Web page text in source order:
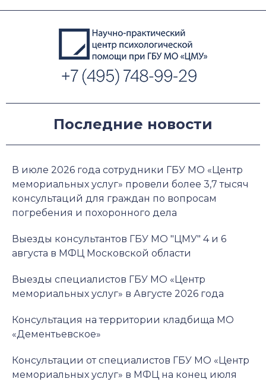
Последние новости
В июле 2026 года сотрудники ГБУ МО «Центр
мемориальных услуг» провели более 3,7 тысяч
консультаций для граждан по вопросам
погребения и похоронного дела
Выезды консультантов ГБУ МО "ЦМУ" 4 и 6
августа в МФЦ Московской области
Выезды специалистов ГБУ МО «Центр
мемориальных услуг» в Августе 2026 года
Консультация на территории кладбища МО
«Дементьевское»
Консультации от специалистов ГБУ МО «Центр
мемориальных услуг» в МФЦ на конец июля